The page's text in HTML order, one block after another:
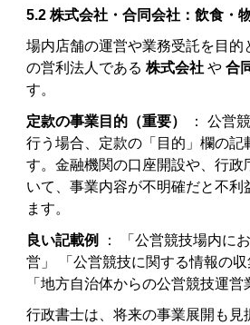
5.2 株式会社・合同会社：飲食・
場内店舗の運営や業務受託を目的
の営利法人である株式会社 や合
す。
定款の事業目的（重要）
： 公営
行う場合、定款の「目的」欄の記
す。金融機関の口座開設や、行政
いて、事業内容が不明確だと不利
ます。
良い記載例
： 「公営競技場内に
営」 「公営競技に関する情報の収
「地方自治体からの公営競技運営
行政書士は、将来の事業展開も見